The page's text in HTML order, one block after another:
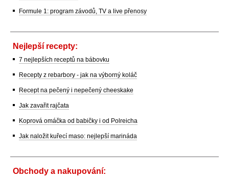
Formule 1: program závodů, TV a live přenosy
Nejlepší recepty:
7 nejlepších receptů na bábovku
Recepty z rebarbory - jak na výborný koláč
Recept na pečený i nepečený cheeskake
Jak zavařit rajčata
Koprová omáčka od babičky i od Polreicha
Jak naložit kuřecí maso: nejlepší marináda
Obchody a nakupování: